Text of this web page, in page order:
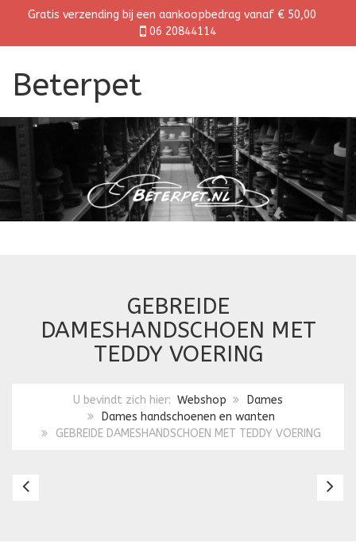
Gratis verzending bij een aankoopbedrag vanaf € 50,00
06 20844114
Beterpet
GEBREIDE
DAMESHANDSCHOEN MET
TEDDY VOERING
U bevindt zich hier: Webshop
Dames
Dames handschoenen en wanten
GEBREIDE DAMESHANDSCHOEN MET TEDDY VOERING
GEBREIDE